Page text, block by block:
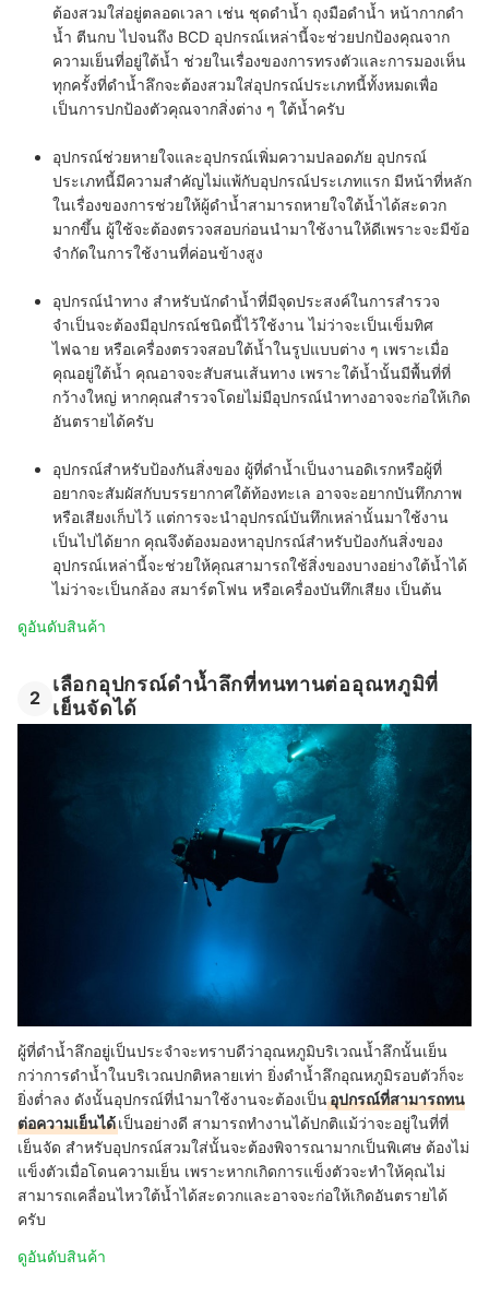
ต้องสวมใส่อยู่ตลอดเวลา เช่น ชุดดำน้ำ ถุงมือดำน้ำ หน้ากากดำ
น้ำ ตีนกบ ไปจนถึง BCD อุปกรณ์เหล่านี้จะช่วยปกป้องคุณจาก
ความเย็นที่อยู่ใต้น้ำ ช่วยในเรื่องของการทรงตัวและการมองเห็น
ทุกครั้งที่ดำน้ำลึกจะต้องสวมใส่อุปกรณ์ประเภทนี้ทั้งหมดเพื่อ
เป็นการปกป้องตัวคุณจากสิ่งต่าง ๆ ใต้น้ำครับ
อุปกรณ์ช่วยหายใจและอุปกรณ์เพิ่มความปลอดภัย อุปกรณ์
ประเภทนี้มีความสำคัญไม่แพ้กับอุปกรณ์ประเภทแรก มีหน้าที่หลัก
ในเรื่องของการช่วยให้ผู้ดำน้ำสามารถหายใจใต้น้ำได้สะดวก
มากขึ้น ผู้ใช้จะต้องตรวจสอบก่อนนำมาใช้งานให้ดีเพราะจะมีข้อ
จำกัดในการใช้งานที่ค่อนข้างสูง
อุปกรณ์นำทาง สำหรับนักดำน้ำที่มีจุดประสงค์ในการสำรวจ
จำเป็นจะต้องมีอุปกรณ์ชนิดนี้ไว้ใช้งาน ไม่ว่าจะเป็นเข็มทิศ
ไฟฉาย หรือเครื่องตรวจสอบใต้น้ำในรูปแบบต่าง ๆ เพราะเมื่อ
คุณอยู่ใต้น้ำ คุณอาจจะสับสนเส้นทาง เพราะใต้น้ำนั้นมีพื้นที่ที่
กว้างใหญ่ หากคุณสำรวจโดยไม่มีอุปกรณ์นำทางอาจจะก่อให้เกิด
อันตรายได้ครับ
อุปกรณ์สำหรับป้องกันสิ่งของ ผู้ที่ดำน้ำเป็นงานอดิเรกหรือผู้ที่
อยากจะสัมผัสกับบรรยากาศใต้ท้องทะเล อาจจะอยากบันทึกภาพ
หรือเสียงเก็บไว้ แต่การจะนำอุปกรณ์บันทึกเหล่านั้นมาใช้งาน
เป็นไปได้ยาก คุณจึงต้องมองหาอุปกรณ์สำหรับป้องกันสิ่งของ
อุปกรณ์เหล่านี้จะช่วยให้คุณสามารถใช้สิ่งของบางอย่างใต้น้ำได้
ไม่ว่าจะเป็นกล้อง สมาร์ตโฟน หรือเครื่องบันทึกเสียง เป็นต้น
ดูอันดับสินค้า
2
เลือกอุปกรณ์ดําน้ำลึกที่ทนทานต่ออุณหภูมิที่
เย็นจัดได้
ผู้ที่ดำน้ำลึกอยู่เป็นประจำจะทราบดีว่าอุณหภูมิบริเวณน้ำลึกนั้นเย็น
กว่าการดำน้ำในบริเวณปกติหลายเท่า ยิ่งดำน้ำลึกอุณหภูมิรอบตัวก็จะ
ยิ่งต่ำลง ดังนั้นอุปกรณ์ที่นำมาใช้งานจะต้องเป็นอุปกรณ์ที่สามารถทน
ต่อความเย็นได้เป็นอย่างดี สามารถทำงานได้ปกติแม้ว่าจะอยู่ในที่ที่
เย็นจัด สำหรับอุปกรณ์สวมใส่นั้นจะต้องพิจารณามากเป็นพิเศษ ต้องไม่
แข็งตัวเมื่อโดนความเย็น เพราะหากเกิดการแข็งตัวจะทำให้คุณไม่
สามารถเคลื่อนไหวใต้น้ำได้สะดวกและอาจจะก่อให้เกิดอันตรายได้
ครับ
ดูอันดับสินค้า